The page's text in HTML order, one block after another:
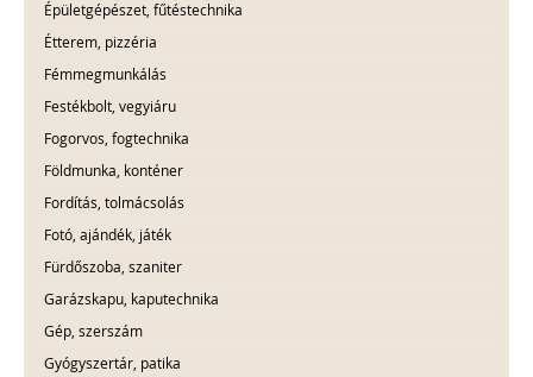
Épületgépészet, fűtéstechnika
Étterem, pizzéria
Fémmegmunkálás
Festékbolt, vegyiáru
Fogorvos, fogtechnika
Földmunka, konténer
Fordítás, tolmácsolás
Fotó, ajándék, játék
Fürdőszoba, szaniter
Garázskapu, kaputechnika
Gép, szerszám
Gyógyszertár, patika